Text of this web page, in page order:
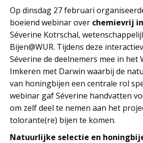
Op dinsdag 27 februari
boeiend webinar over chemievrij
Séverine Kotrschal,
Bijen@WUR. Tijdens deze
Séverine de deelnemers mee in het
Imkeren met Darwin waarbij de
van honingbijen een centrale rol
webinar gaf Séverine handvatten
om zelf deel te nemen aan het
tolorante(re) bijen te komen.
Natuurlijke selectie en